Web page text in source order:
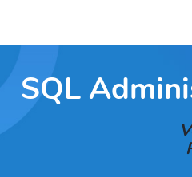
SQL